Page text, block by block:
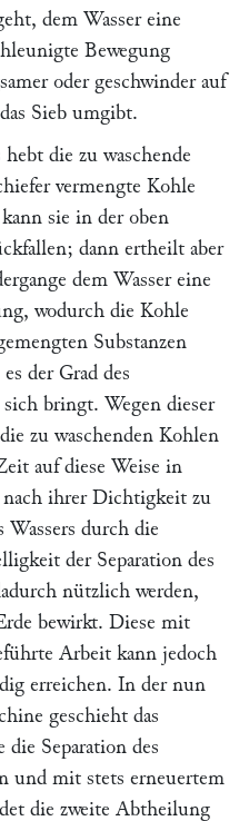
dem Wasser eine
Bewegung
oder geschwinder auf
Sieb umgibt.
die zu waschende
vermengte Kohle
sie in der oben
dann ertheilt aber
dem Wasser eine
wodurch die Kohle
Substanzen
der Grad des
bringt. Wegen dieser
zu waschenden Kohlen
auf diese Weise in
nach ihrer Dichtigkeit zu
Wassers durch die
der Separation des
nützlich werden,
bewirkt. Diese mit
Arbeit kann jedoch
erreichen. In der nun
geschieht das
Separation des
und mit stets erneuertem
die zweite Abtheilung